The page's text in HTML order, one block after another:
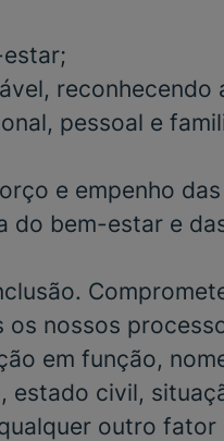
reconhecendo
pessoal e
e empenho
do bem-estar e
nossos
em função,
estado civil,
outro fator